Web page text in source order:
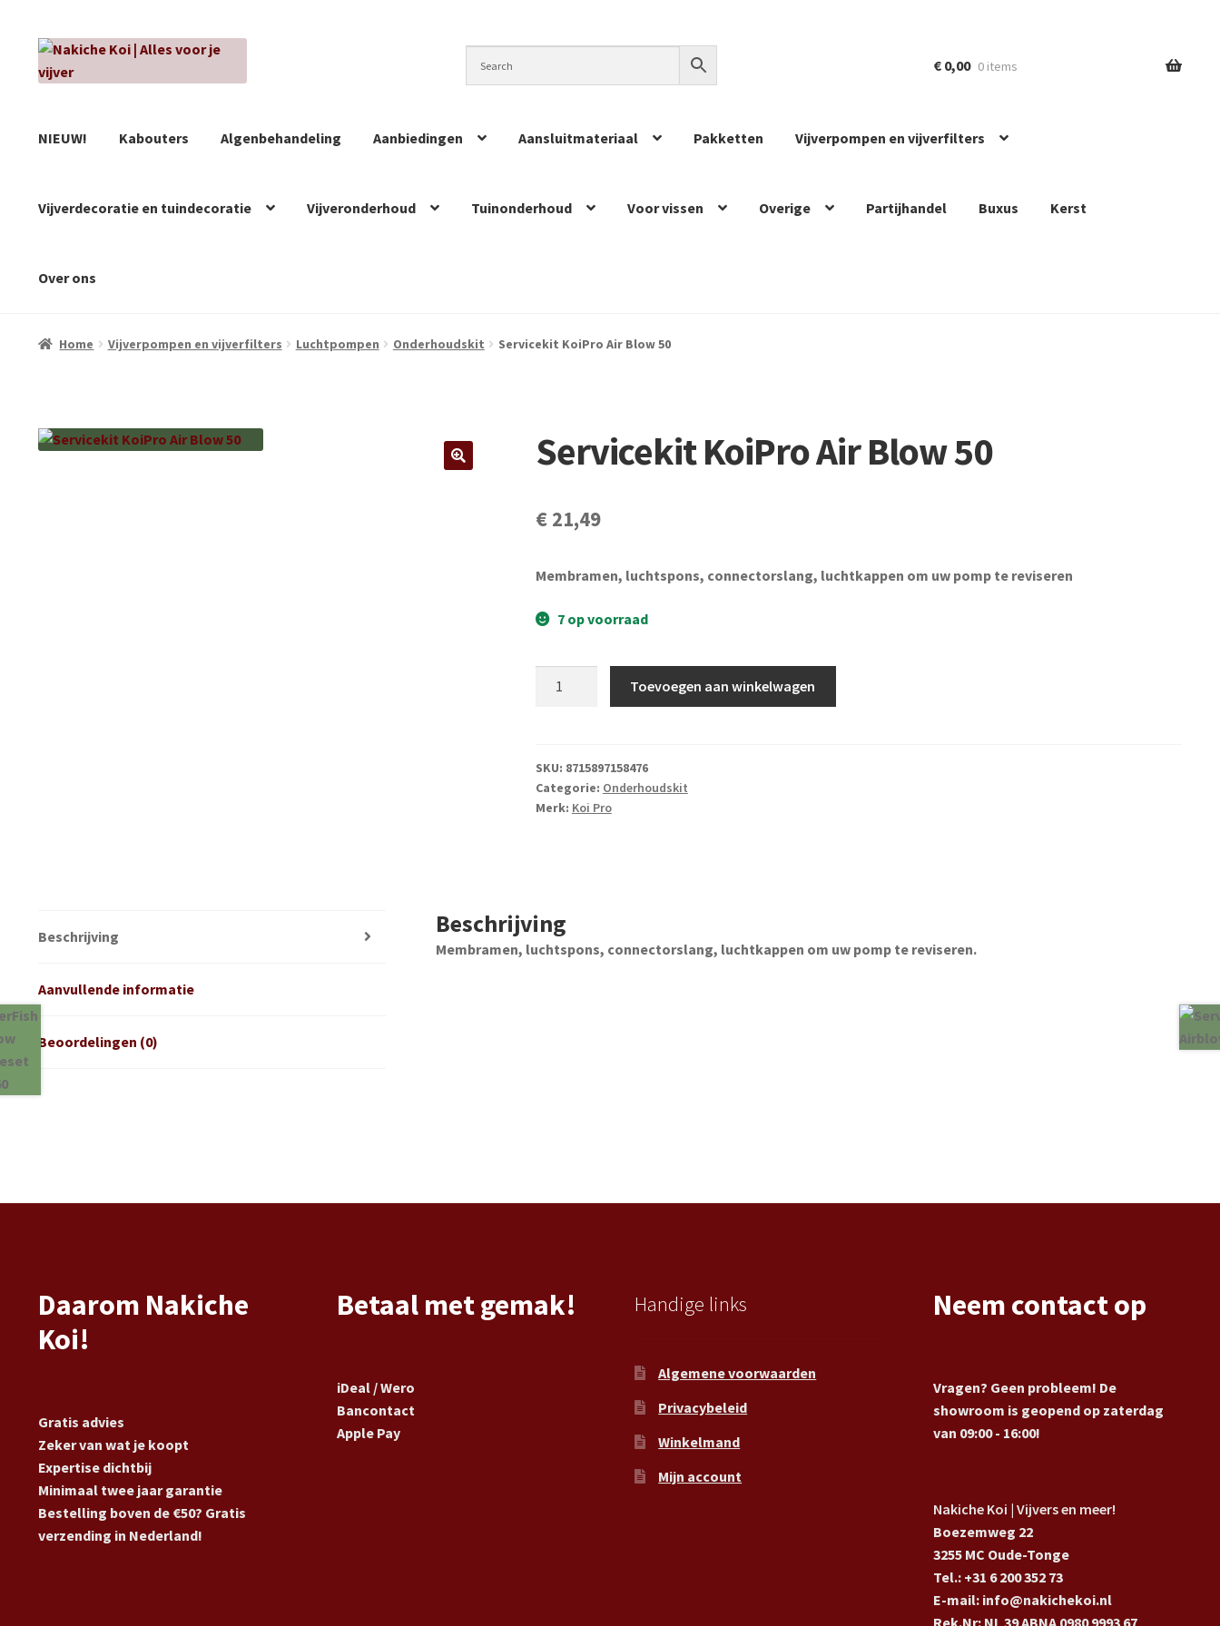
Ga
door
Ga
naar
€ 0,00 0 items
NIEUW! Kabouters Algenbehandeling Aanbiedingen Aansluitmateriaal Pakketten Vijverpompen en vijverfilters
Vijverdecoratie en tuindecoratie Vijveronderhoud Tuinonderhoud Voor vissen Overige Partijhandel Buxus Kerst
Over ons
Home Vijverpompen en vijverfilters Luchtpompen Onderhoudskit Servicekit KoiPro Air Blow 50
Servicekit KoiPro Air Blow 50
€21,49
Membramen, luchtspons, connectorslang, luchtkappen om uw pomp te reviseren
7 op voorraad
50
aantal
Toevoegen aan winkelwagen
SKU: 8715897158476
Categorie: Onderhoudskit
Merk: Koi Pro
Beschrijving
Aanvullende informatie
Beoordelingen (0)
Beschrijving
Membramen, luchtspons, connectorslang, luchtkappen om uw pomp te reviseren.
Daarom Nakiche
Koi!
Gratis advies
Zeker van wat je koopt
Expertise dichtbij
Minimaal twee jaar garantie
Bestelling boven de €50? Gratis
verzending in Nederland!
Betaal met gemak!
iDeal / Wero
Bancontact
Apple Pay
Handige links
Algemene voorwaarden
Privacybeleid
Winkelmand
Mijn account
Neem contact op
Vragen? Geen probleem! De
showroom is geopend op zaterdag
van 09:00 - 16:00!
Nakiche Koi | Vijvers en meer!
Boezemweg 22
3255 MC Oude-Tonge
Tel.: +31 6 200 352 73
E-mail: info@nakichekoi.nl